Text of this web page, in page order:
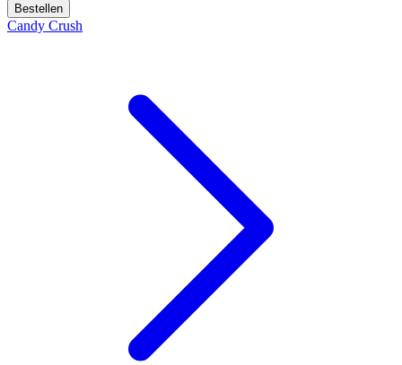
Bestellen
Candy Crush